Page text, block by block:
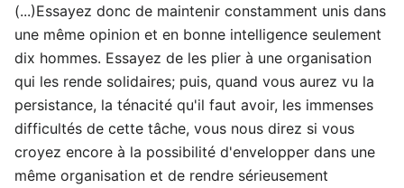
(...)Essayez donc de maintenir constamment unis dans
une même opinion et en bonne intelligence seulement
dix hommes. Essayez de les plier à une organisation
qui les rende solidaires; puis, quand vous aurez vu la
persistance, la ténacité qu'il faut avoir, les immenses
difficultés de cette tâche, vous nous direz si vous
croyez encore à la possibilité d'envelopper dans une
même organisation et de rendre sérieusement